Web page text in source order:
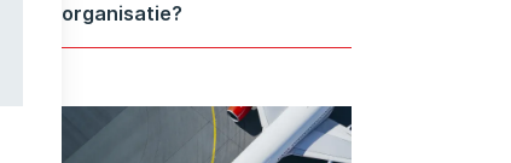
organisatie?